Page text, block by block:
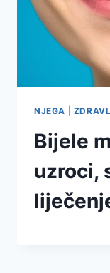
NJEGA
Bijele
uzroci,